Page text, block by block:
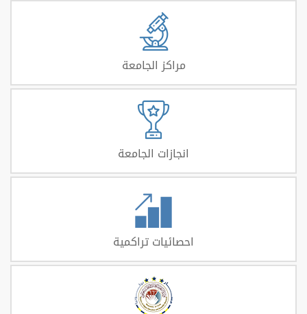
مراكز الجامعة
انجازات الجامعة
احصائيات تراكمية